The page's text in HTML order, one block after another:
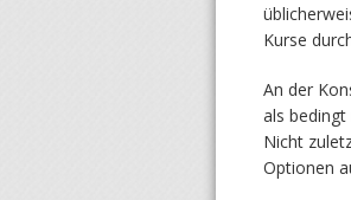
Kurse
An der
als
Nicht
Optionen